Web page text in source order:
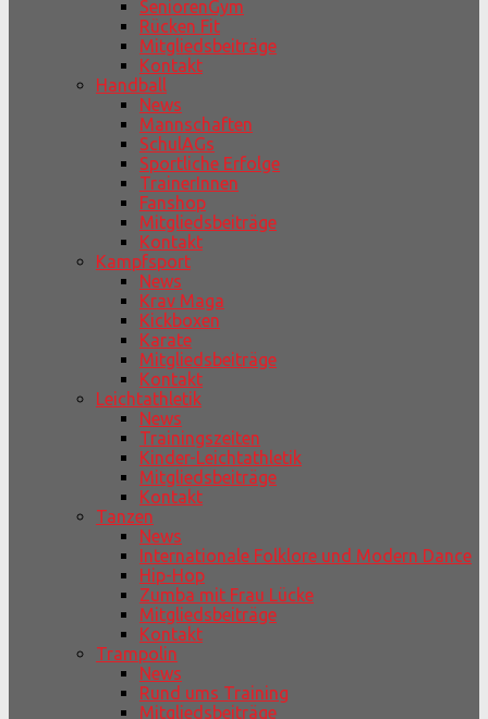
SeniorenGym
Rücken Fit
Mitgliedsbeiträge
Kontakt
Handball
News
Mannschaften
SchulAGs
Sportliche Erfolge
TrainerInnen
Fanshop
Mitgliedsbeiträge
Kontakt
Kampfsport
News
Krav Maga
Kickboxen
Karate
Mitgliedsbeiträge
Kontakt
Leichtathletik
News
Trainingszeiten
Kinder-Leichtathletik
Mitgliedsbeiträge
Kontakt
Tanzen
News
Internationale Folklore und Modern Dance
Hip-Hop
Zumba mit Frau Lücke
Mitgliedsbeiträge
Kontakt
Trampolin
News
Rund ums Training
Mitgliedsbeiträge